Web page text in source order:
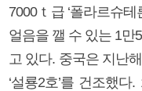
7000ｔ급 ‘폴라르슈
얼음을 깰 수 있는 1만
고 있다. 중국은 지난
‘설룡2호’를 건조했